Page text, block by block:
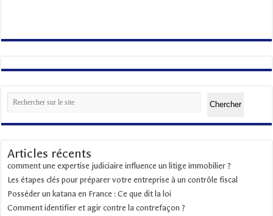
Rechercher
Chercher
Articles récents
comment une expertise judiciaire influence un litige immobilier ?
Les étapes clés pour préparer votre entreprise à un contrôle fiscal
Posséder un katana en France : Ce que dit la loi
Comment identifier et agir contre la contrefaçon ?